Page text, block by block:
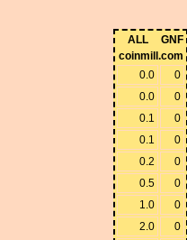
ALL
GNF
coinmill.com
0.0
0
0.0
0
0.1
0
0.1
0
0.2
0
0.5
0
1.0
0
2.0
0